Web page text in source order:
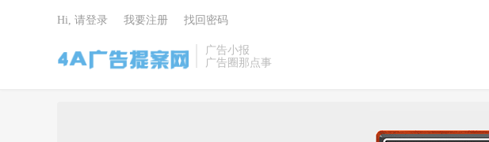
广告小报
广告圈那点事
Hi, 请登录 我要注册 找回密码